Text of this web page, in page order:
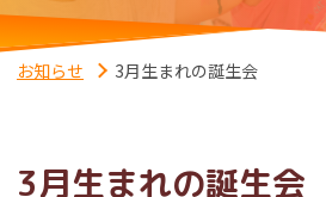
お知らせ 3月生まれの誕生会
3月生まれの誕生会